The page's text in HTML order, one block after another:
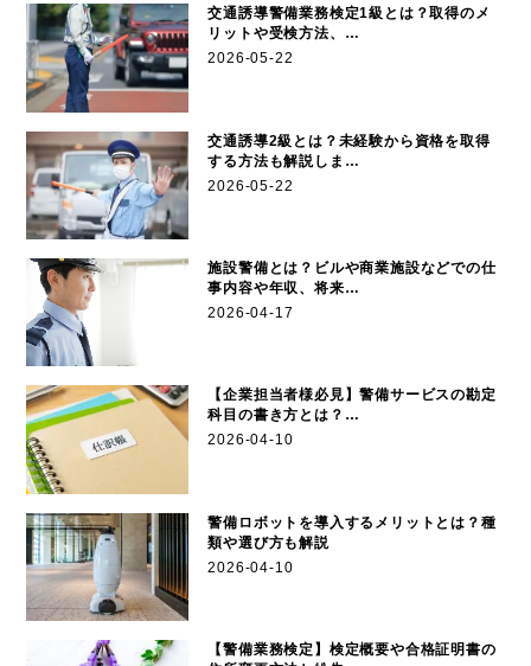
交通誘導警備業務検定1級とは？取得のメ
リットや受検方法、…
2026-05-22
交通誘導2級とは？未経験から資格を取得
する方法も解説しま…
2026-05-22
施設警備とは？ビルや商業施設などでの仕
事内容や年収、将来…
2026-04-17
【企業担当者様必見】警備サービスの勘定
科目の書き方とは？…
2026-04-10
警備ロボットを導入するメリットとは？種
類や選び方も解説
2026-04-10
【警備業務検定】検定概要や合格証明書の